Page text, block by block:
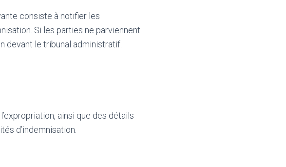
consiste à notifier les
Si les parties ne parviennent
devant le tribunal administratif.
ainsi que des détails
d’indemnisation.